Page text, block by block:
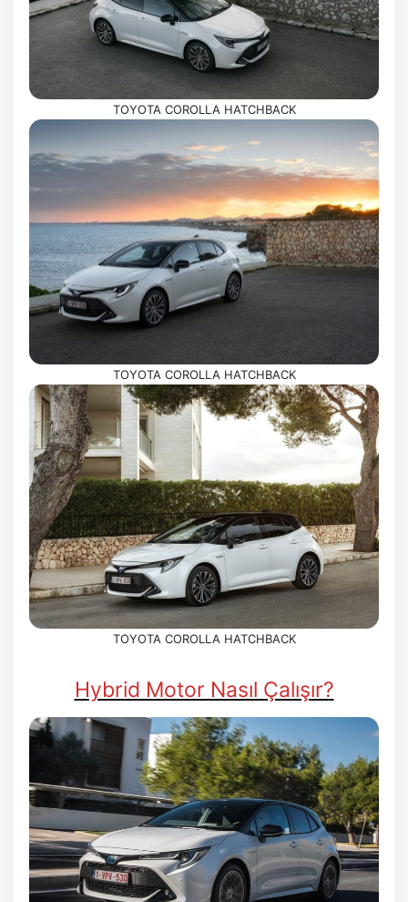
TOYOTA COROLLA HATCHBACK
TOYOTA COROLLA HATCHBACK
TOYOTA COROLLA HATCHBACK
Hybrid Motor Nasıl Çalışır?